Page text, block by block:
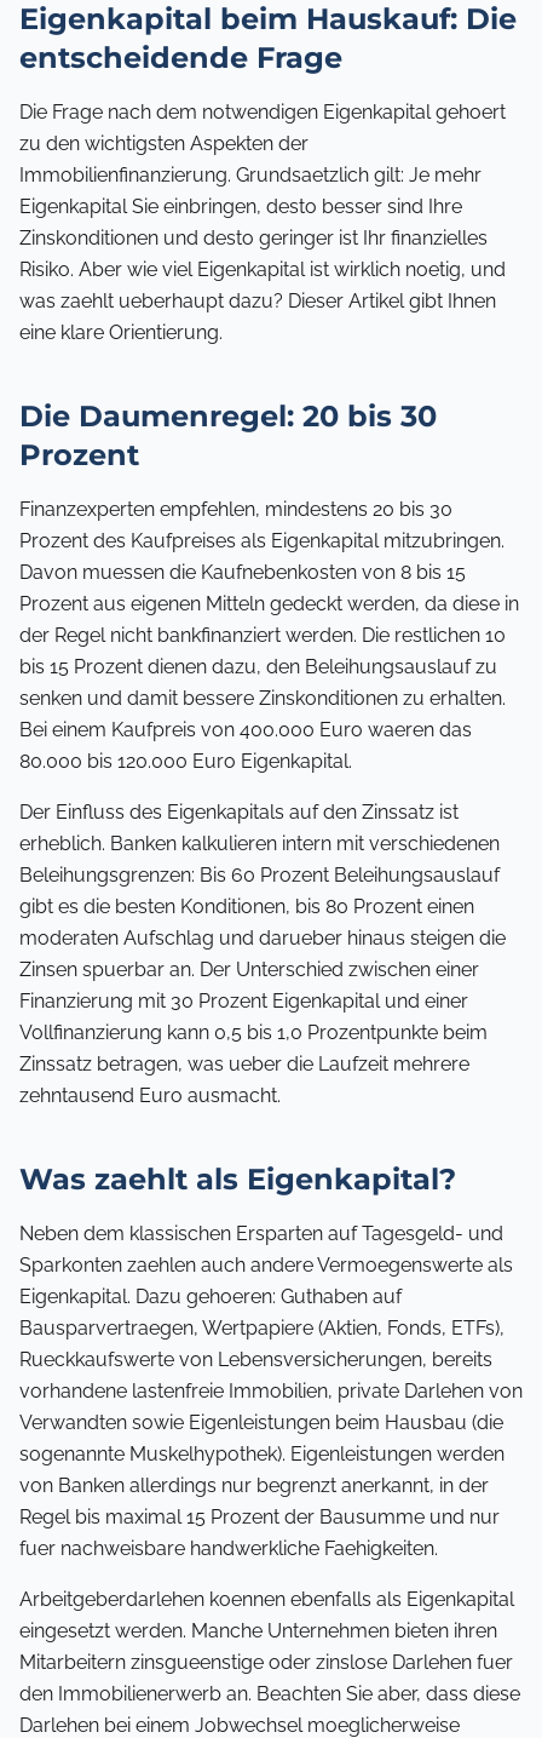
Eigenkapital beim Hauskauf: Die
entscheidende Frage
Die Frage nach dem notwendigen Eigenkapital gehoert
zu den wichtigsten Aspekten der
Immobilienfinanzierung. Grundsaetzlich gilt: Je mehr
Eigenkapital Sie einbringen, desto besser sind Ihre
Zinskonditionen und desto geringer ist Ihr finanzielles
Risiko. Aber wie viel Eigenkapital ist wirklich noetig, und
was zaehlt ueberhaupt dazu? Dieser Artikel gibt Ihnen
eine klare Orientierung.
Die Daumenregel: 20 bis 30
Prozent
Finanzexperten empfehlen, mindestens 20 bis 30
Prozent des Kaufpreises als Eigenkapital mitzubringen.
Davon muessen die Kaufnebenkosten von 8 bis 15
Prozent aus eigenen Mitteln gedeckt werden, da diese in
der Regel nicht bankfinanziert werden. Die restlichen 10
bis 15 Prozent dienen dazu, den Beleihungsauslauf zu
senken und damit bessere Zinskonditionen zu erhalten.
Bei einem Kaufpreis von 400.000 Euro waeren das
80.000 bis 120.000 Euro Eigenkapital.
Der Einfluss des Eigenkapitals auf den Zinssatz ist
erheblich. Banken kalkulieren intern mit verschiedenen
Beleihungsgrenzen: Bis 60 Prozent Beleihungsauslauf
gibt es die besten Konditionen, bis 80 Prozent einen
moderaten Aufschlag und darueber hinaus steigen die
Zinsen spuerbar an. Der Unterschied zwischen einer
Finanzierung mit 30 Prozent Eigenkapital und einer
Vollfinanzierung kann 0,5 bis 1,0 Prozentpunkte beim
Zinssatz betragen, was ueber die Laufzeit mehrere
zehntausend Euro ausmacht.
Was zaehlt als Eigenkapital?
Neben dem klassischen Ersparten auf Tagesgeld- und
Sparkonten zaehlen auch andere Vermoegenswerte als
Eigenkapital. Dazu gehoeren: Guthaben auf
Bausparvertraegen, Wertpapiere (Aktien, Fonds, ETFs),
Rueckkaufswerte von Lebensversicherungen, bereits
vorhandene lastenfreie Immobilien, private Darlehen von
Verwandten sowie Eigenleistungen beim Hausbau (die
sogenannte Muskelhypothek). Eigenleistungen werden
von Banken allerdings nur begrenzt anerkannt, in der
Regel bis maximal 15 Prozent der Bausumme und nur
fuer nachweisbare handwerkliche Faehigkeiten.
Arbeitgeberdarlehen koennen ebenfalls als Eigenkapital
eingesetzt werden. Manche Unternehmen bieten ihren
Mitarbeitern zinsgueenstige oder zinslose Darlehen fuer
den Immobilienerwerb an. Beachten Sie aber, dass diese
Darlehen bei einem Jobwechsel moeglicherweise